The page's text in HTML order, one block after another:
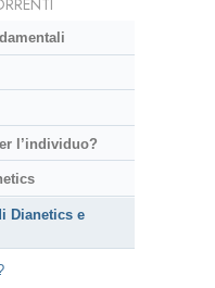
l’individuo?
Dianetics e